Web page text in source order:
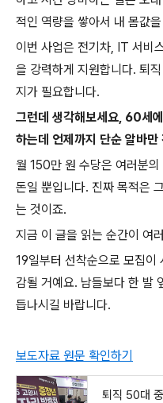
적인 역량을 쌓아서 내 몸값
이번 사업은 전기차, IT 서비
을 강력하게 지원합니다. 퇴
지가 필요합니다.
그런데 생각해보세요, 60세
하는데 언제까지 단순 알바만
월 150만 원 수당은 여러분
돈일 뿐입니다. 진짜 목적은
는 것이죠.
지금 이 글을 읽는 순간이 여
19일부터 선착순으로 모집이
감될 거예요. 남들보다 한 발
듭나시길 바랍니다.
보도자료 원문 확인하기
퇴직 50대